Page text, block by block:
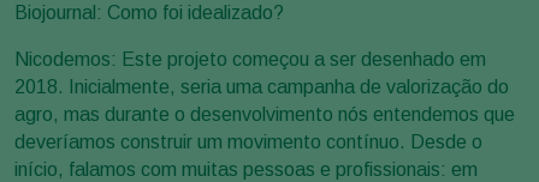
Biojournal: Como foi idealizado?
Nicodemos: Este projeto começou a ser desenhado em
2018. Inicialmente, seria uma campanha de valorização do
agro, mas durante o desenvolvimento nós entendemos que
deveríamos construir um movimento contínuo. Desde o
início, falamos com muitas pessoas e profissionais: em